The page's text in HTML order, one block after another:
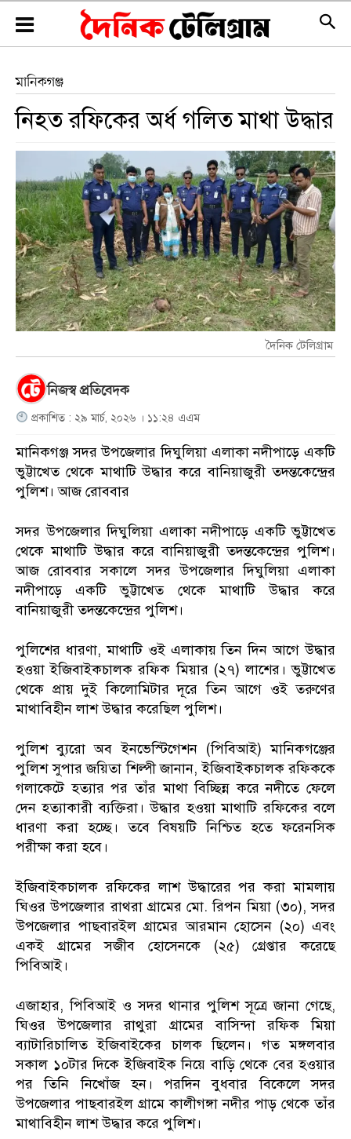
মানিকগঞ্জ
নিহত রফিকের অর্ধ গলিত মাথা উদ্ধার
দৈনিক টেলিগ্রাম
নিজস্ব প্রতিবেদক
প্রকাশিত : ২৯ মার্চ, ২০২৬ । ১১:২৪ এএম
মানিকগঞ্জ সদর উপজেলার দিঘুলিয়া এলাকা নদীপাড়ে একটি
ভুট্টাখেত থেকে মাথাটি উদ্ধার করে বানিয়াজুরী তদন্তকেন্দ্রের
পুলিশ। আজ রোববার
সদর উপজেলার দিঘুলিয়া এলাকা নদীপাড়ে একটি ভুট্টাখেত
থেকে মাথাটি উদ্ধার করে বানিয়াজুরী তদন্তকেন্দ্রের পুলিশ।
আজ রোববার সকালে সদর উপজেলার দিঘুলিয়া এলাকা
নদীপাড়ে একটি ভুট্টাখেত থেকে মাথাটি উদ্ধার করে
বানিয়াজুরী তদন্তকেন্দ্রের পুলিশ।
পুলিশের ধারণা, মাথাটি ওই এলাকায় তিন দিন আগে উদ্ধার
হওয়া ইজিবাইকচালক রফিক মিয়ার (২৭) লাশের। ভুট্টাখেত
থেকে প্রায় দুই কিলোমিটার দূরে তিন আগে ওই তরুণের
মাথাবিহীন লাশ উদ্ধার করেছিল পুলিশ।
পুলিশ ব্যুরো অব ইনভেস্টিগেশন (পিবিআই) মানিকগঞ্জের
পুলিশ সুপার জয়িতা শিল্পী জানান, ইজিবাইকচালক রফিককে
গলাকেটে হত্যার পর তাঁর মাথা বিচ্ছিন্ন করে নদীতে ফেলে
দেন হত্যাকারী ব্যক্তিরা। উদ্ধার হওয়া মাথাটি রফিকের বলে
ধারণা করা হচ্ছে। তবে বিষয়টি নিশ্চিত হতে ফরেনসিক
পরীক্ষা করা হবে।
ইজিবাইকচালক রফিকের লাশ উদ্ধারের পর করা মামলায়
ঘিওর উপজেলার রাথরা গ্রামের মো. রিপন মিয়া (৩০), সদর
উপজেলার পাছবারইল গ্রামের আরমান হোসেন (২০) এবং
একই গ্রামের সজীব হোসেনকে (২৫) গ্রেপ্তার করেছে
পিবিআই।
এজাহার, পিবিআই ও সদর থানার পুলিশ সূত্রে জানা গেছে,
ঘিওর উপজেলার রাথুরা গ্রামের বাসিন্দা রফিক মিয়া
ব্যাটারিচালিত ইজিবাইকের চালক ছিলেন। গত মঙ্গলবার
সকাল ১০টার দিকে ইজিবাইক নিয়ে বাড়ি থেকে বের হওয়ার
পর তিনি নিখোঁজ হন। পরদিন বুধবার বিকেলে সদর
উপজেলার পাছবারইল গ্রামে কালীগঙ্গা নদীর পাড় থেকে তাঁর
মাথাবিহীন লাশ উদ্ধার করে পুলিশ।